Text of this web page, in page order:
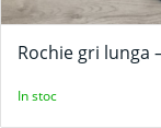
Rochie gri lunga
In stoc